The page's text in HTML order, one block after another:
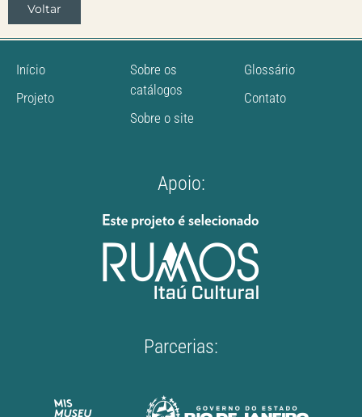
Voltar
Início
Projeto
Sobre os
catálogos
Sobre o site
Glossário
Contato
Apoio:
Parcerias: